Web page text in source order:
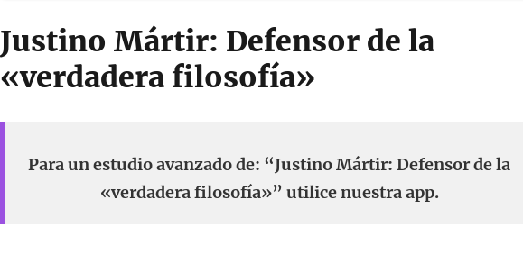
Justino Mártir: Defensor de la
«verdadera filosofía»
Para un estudio avanzado de: “Justino Mártir: Defensor de la
«verdadera filosofía»” utilice nuestra app.